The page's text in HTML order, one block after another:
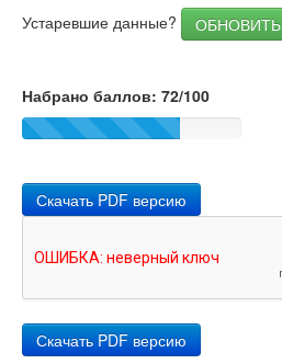
Мобильный телефон
Оптимизация
PageSpeed Insights
Устаревшие данные? ОБНОВИТЬ
Набрано баллов: 72/100
Скачать PDF версию